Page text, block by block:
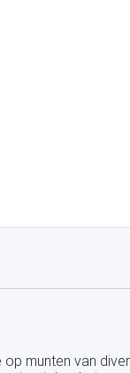
munten van